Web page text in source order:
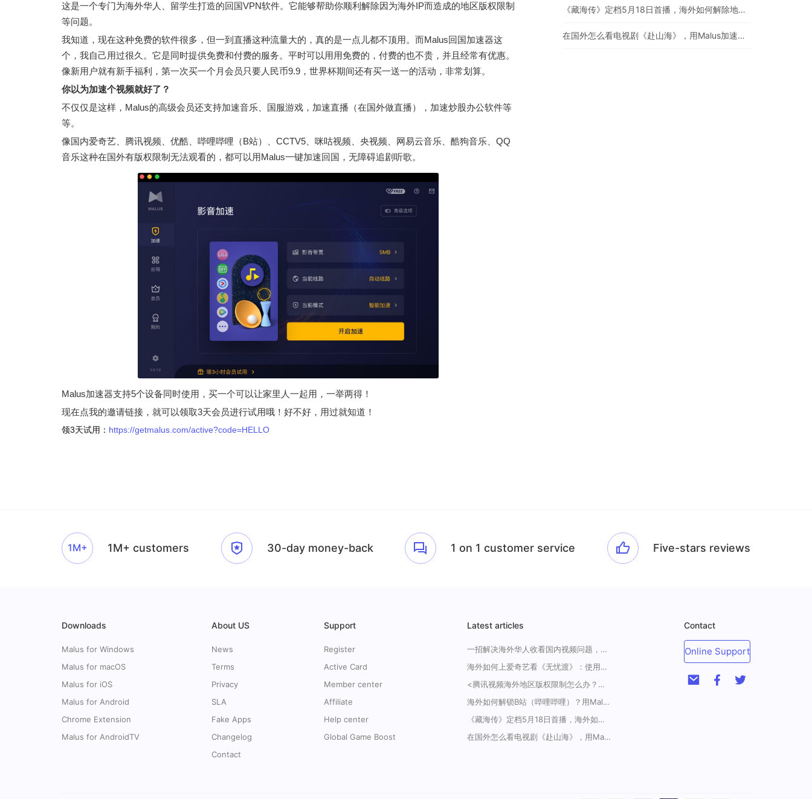
这是一个专门为海外华人、留学生打造的回国VPN软件。它能够帮助你顺利解除因为海外IP而造成的地区版权限制
等问题。
我知道，现在这种免费的软件很多，但一到直播这种流量大的，真的是一点儿都不顶用。而Malus回国加速器这
个，我自己用过很久。它是同时提供免费和付费的服务。平时可以用用免费的，付费的也不贵，并且经常有优惠。
像新用户就有新手福利，第一次买一个月会员只要人民币9.9，世界杯期间还有买一送一的活动，非常划算。
你以为加速个视频就好了？
不仅仅是这样，Malus的高级会员还支持加速音乐、国服游戏，加速直播（在国外做直播），加速炒股办公软件等
等。
像国内爱奇艺、腾讯视频、优酷、哔哩哔哩（B站）、CCTV5、咪咕视频、央视频、网易云音乐、酷狗音乐、QQ
音乐这种在国外有版权限制无法观看的，都可以用Malus一键加速回国，无障碍追剧听歌。
Malus加速器支持5个设备同时使用，买一个可以让家里人一起用，一举两得！
现在点我的邀请链接，就可以领取3天会员进行试用哦！好不好，用过就知道！
领3天试用： https://getmalus.com/active?code=HELLO
《藏海传》定档5月18日首播，海外如何解除地区限制追剧
在国外怎么看电视剧《赴山海》，用Malus加速器一键解锁地区限制
1M+ 1M+ customers 30-day money-back 1 on 1 customer service Five-stars reviews
Downloads
Malus for Windows
Malus for macOS
Malus for iOS
Malus for Android
Chrome Extension
Malus for AndroidTV
About US
News
Terms
Privacy
SLA
Fake Apps
Changelog
Contact
Support
Register
Active Card
Member center
Affiliate
Help center
Global Game Boost
Latest articles
一招解决海外华人收看国内视频问题，强烈安利！
海外如何上爱奇艺看《无忧渡》：使用Malus加速器一键解除地域限制
<腾讯视频海外地区版权限制怎么办？破解腾讯TV地域限制的办法>
海外如何解锁B站（哔哩哔哩）？用Malus加速器解除地域限制，一键流畅追番
《藏海传》定档5月18日首播，海外如何解除地区限制追剧
在国外怎么看电视剧《赴山海》，用Malus加速器一键解锁地区限制
Contact
Online Support